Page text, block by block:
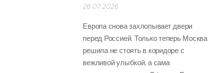
26.07.2026
Европа снова захлопывает двери
перед Россией. Только теперь Москва
решила не стоять в коридоре с
вежливой улыбкой, а сама